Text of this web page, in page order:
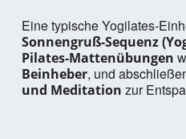
Eine typische Yogilates-
Sonnengruß-Sequenz
Pilates-Mattenübungen
Beinheber, und
und Meditation zur